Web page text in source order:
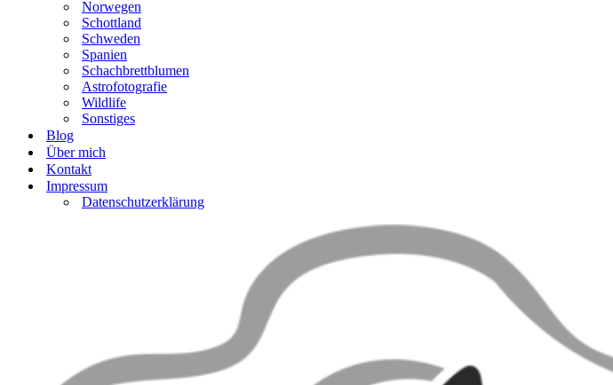
Norwegen
Schottland
Schweden
Spanien
Schachbrettblumen
Astrofotografie
Wildlife
Sonstiges
Blog
Über mich
Kontakt
Impressum
Datenschutzerklärung